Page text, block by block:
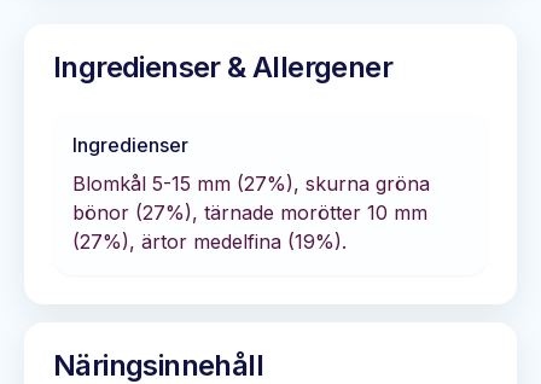
Ingredienser & Allergener
Ingredienser
Blomkål 5-15 mm (27%), skurna gröna
bönor (27%), tärnade morötter 10 mm
(27%), ärtor medelfina (19%).
Näringsinnehåll